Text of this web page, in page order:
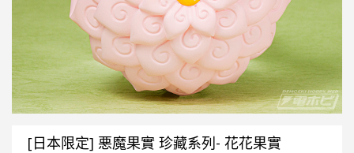
[日本限定] 悪魔果實 珍藏系列- 花花果實